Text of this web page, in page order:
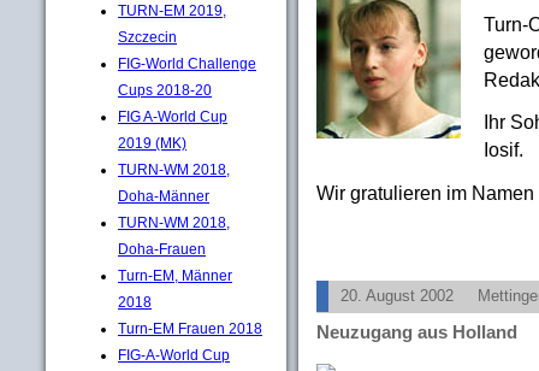
TURN-EM 2019,
Szczecin
FIG-World Challenge
Cups 2018-20
FIG A-World Cup
2019 (MK)
TURN-WM 2018,
Doha-Männer
TURN-WM 2018,
Doha-Frauen
Turn-EM, Männer
2018
Turn-EM Frauen 2018
FIG-A-World Cup
Turn-
Ihr
Iosif.
Wir gratulieren im
20. August 2002
Neuzugang aus Holland